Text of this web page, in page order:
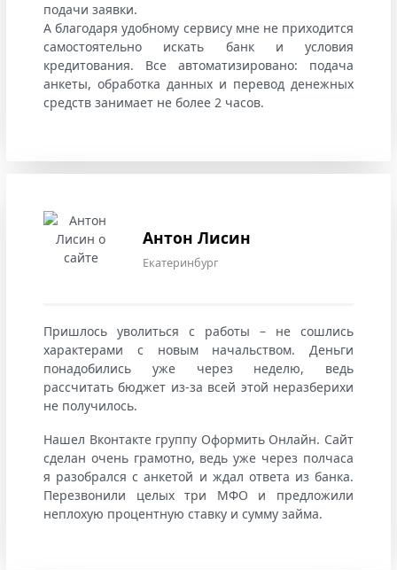
подачи заявки.
А благодаря удобному сервису мне не приходится
самостоятельно искать банк и условия
кредитования. Все автоматизировано: подача
анкеты, обработка данных и перевод денежных
средств занимает не более 2 часов.
Антон Лисин
Екатеринбург
Пришлось уволиться с работы – не сошлись
характерами с новым начальством. Деньги
понадобились уже через неделю, ведь
рассчитать бюджет из-за всей этой неразберихи
не получилось.
Нашел Вконтакте группу Оформить Онлайн. Сайт
сделан очень грамотно, ведь уже через полчаса
я разобрался с анкетой и ждал ответа из банка.
Перезвонили целых три МФО и предложили
неплохую процентную ставку и сумму займа.